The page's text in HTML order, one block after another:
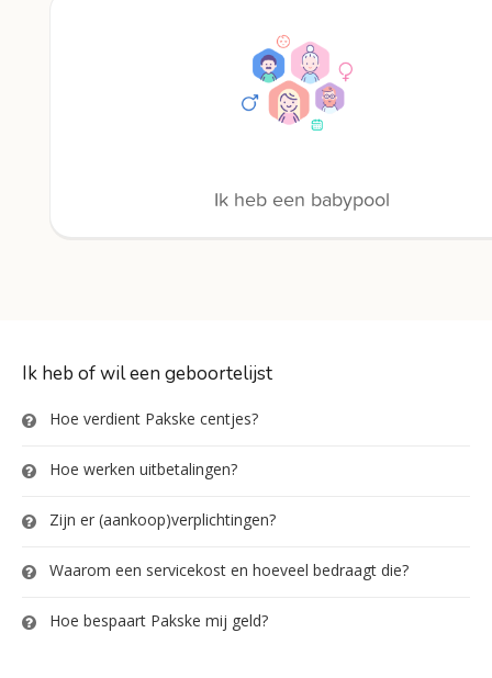
Ik heb een babypool
Ik heb of wil een geboortelijst
Hoe verdient Pakske centjes?
Hoe werken uitbetalingen?
Zijn er (aankoop)verplichtingen?
Waarom een servicekost en hoeveel bedraagt die?
Hoe bespaart Pakske mij geld?